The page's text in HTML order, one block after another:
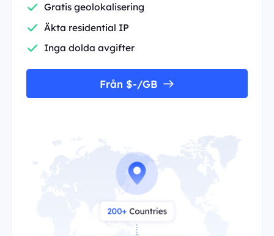
Gratis geolokalisering
Äkta residential IP
Inga dolda avgifter
Från $-/GB